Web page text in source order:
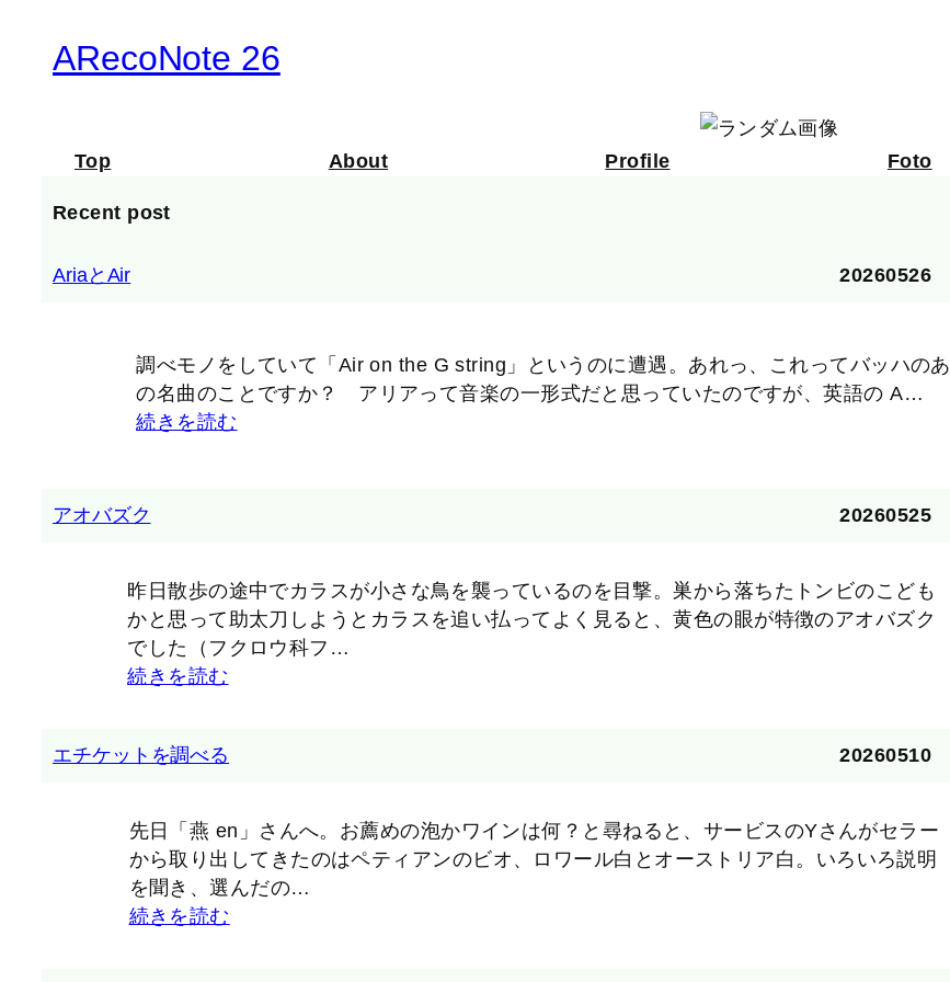
ARecoNote 26
Top About Profile Foto
Recent post
AriaとAir 20260526
調べモノをしていて「Air on the G string」というのに遭遇。あれっ、これってバッハのあ
の名曲のことですか？ アリアって音楽の一形式だと思っていたのですが、英語の A…
続きを読む
アオバズク 20260525
昨日散歩の途中でカラスが小さな鳥を襲っているのを目撃。巣から落ちたトンビのこども
かと思って助太刀しようとカラスを追い払ってよく見ると、黄色の眼が特徴のアオバズク
でした（フクロウ科フ…
続きを読む
エチケットを調べる 20260510
先日「燕 en」さんへ。お薦めの泡かワインは何？と尋ねると、サービスのYさんがセラー
から取り出してきたのはペティアンのビオ、ロワール白とオーストリア白。いろいろ説明
を聞き、選んだの…
続きを読む